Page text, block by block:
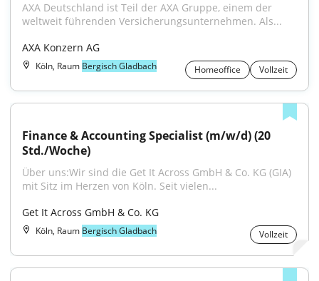
AXA Deutschland ist Teil der AXA Gruppe, einem der
weltweit führenden Versicherungsunternehmen. Als...
AXA Konzern AG
Köln, Raum Bergisch Gladbach Homeoffice Vollzeit
Finance & Accounting Specialist (m/w/d) (20
Std./Woche)
Über uns:Wir sind die Get It Across GmbH & Co. KG (GIA)
mit Sitz im Herzen von Köln. Seit vielen...
Get It Across GmbH & Co. KG
Köln, Raum Bergisch Gladbach Vollzeit